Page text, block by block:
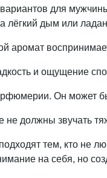
для
лёгкий дым или
аромат
и ощущение
Он может
не должны звучать
тем, кто не
на себя, но